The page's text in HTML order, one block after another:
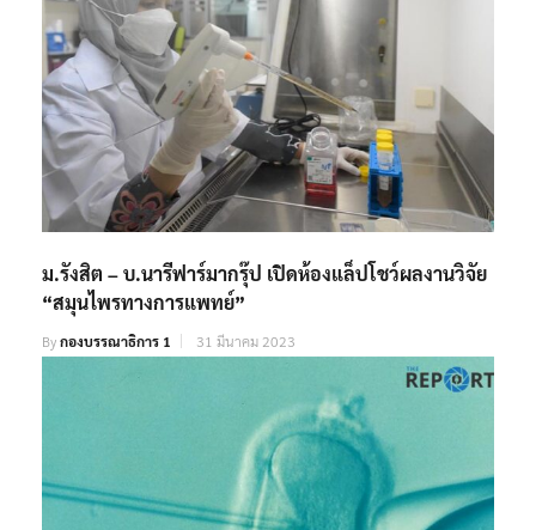
ม.รังสิต – บ.นารีฟาร์มากรุ๊ป เปิดห้องแล็ปโชว์ผลงานวิจัย
“สมุนไพรทางการแพทย์”
Byกองบรรณาธิการ 1 31 มีนาคม 2023